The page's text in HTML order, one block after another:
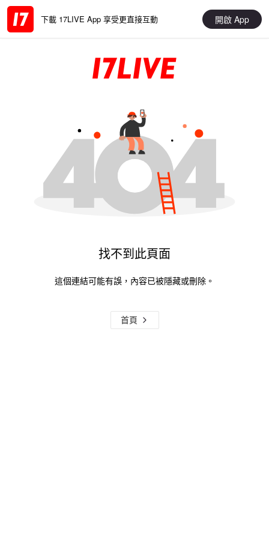
下載 17LIVE App 享受更直接互動 開啟 App
找不到此頁面
這個連結可能有誤，內容已被隱藏或刪除。
首頁